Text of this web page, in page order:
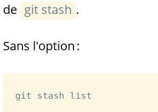
de git stash .
Sans l'option :
git stash list